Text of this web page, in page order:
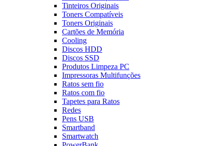
Tinteiros Originais
Toners Compatíveis
Toners Originais
Cartões de Memória
Cooling
Discos HDD
Discos SSD
Produtos Limpeza PC
Impressoras Multifunções
Ratos sem fio
Ratos com fio
Tapetes para Ratos
Redes
Pens USB
Smartband
Smartwatch